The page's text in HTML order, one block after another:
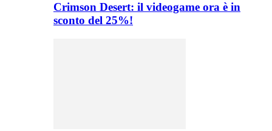
Crimson Desert: il videogame ora è in
sconto del 25%!